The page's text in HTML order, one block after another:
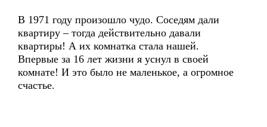
В 1971 году произошло чудо. Соседям дали
квартиру – тогда действительно давали
квартиры! А их комнатка стала нашей.
Впервые за 16 лет жизни я уснул в своей
комнате! И это было не маленькое, а огромное
счастье.